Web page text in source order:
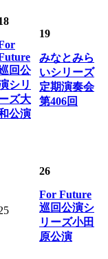
回公
シリ
ズ大
公演
19
みなとみら
いシリーズ
定期演奏会
第406回
26
For Future
巡回公演シ
リーズ小田
原公演